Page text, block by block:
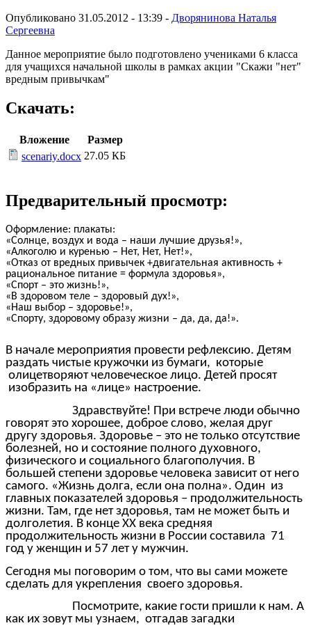
Опубликовано 31.05.2012 - 13:39 - Дворянинова Наталья
Сергеевна
Данное мероприятие было подготовлено учениками 6 класса
для учащихся начальной школы в рамках акции "Скажи "нет"
вредным привычкам"
Скачать:
Вложение
Размер
scenariy.docx 27.05 КБ
Предварительный просмотр:
Оформление: плакаты:
«Солнце, воздух и вода – наши лучшие друзья!»,
«Алкоголю и куренью – Нет, Нет, Нет!»,
«Отказ от вредных привычек +двигательная активность +
рациональное питание = формула здоровья»,
«Спорт – это жизнь!»,
«В здоровом теле – здоровый дух!»,
«Наш выбор – здоровье!»,
«Спорту, здоровому образу жизни – да, да, да!».
В начале мероприятия провести рефлексию. Детям
раздать чистые кружочки из бумаги, которые
олицетворяют человеческое лицо. Детей просят
изобразить на «лице» настроение.
Здравствуйте! При встрече люди обычно
говорят это хорошее, доброе слово, желая друг
другу здоровья. Здоровье – это не только отсутствие
болезней, но и состояние полного духовного,
физического и социального благополучия. В
большей степени здоровье человека зависит от него
самого. «Жизнь долга, если она полна». Один из
главных показателей здоровья – продолжительность
жизни. Там, где нет здоровья, там не может быть и
долголетия. В конце ХХ века средняя
продолжительность жизни в России составила 71
год у женщин и 57 лет у мужчин.
Сегодня мы поговорим о том, что вы сами можете
сделать для укрепления своего здоровья.
Посмотрите, какие гости пришли к нам. А
как их зовут мы узнаем, отгадав загадки